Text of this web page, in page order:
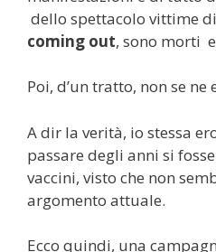
dello spettacolo vittime
coming out, sono morti
Poi, d’un tratto, non se ne
A dir la verità, io stessa
passare degli anni si
vaccini, visto che non
argomento attuale.
Ecco quindi, una